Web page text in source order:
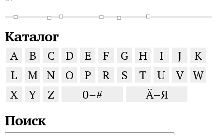
Каталог
A B C D E F G H I J
K
L
M N O P R S T U V W
X
Y Z 0–# Ä–Я
Поиск